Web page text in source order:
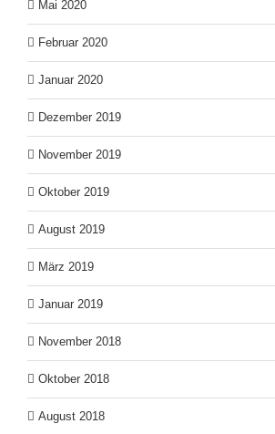
Mai 2020
Februar 2020
Januar 2020
Dezember 2019
November 2019
Oktober 2019
August 2019
März 2019
Januar 2019
November 2018
Oktober 2018
August 2018